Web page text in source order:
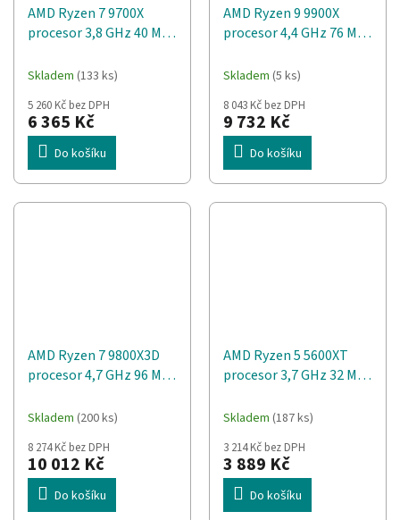
AMD Ryzen 7 9700X
procesor 3,8 GHz 40 MB
Tray
Skladem (133 ks)
5 260 Kč bez DPH
6 365 Kč
Do košíku
AMD Ryzen 9 9900X
procesor 4,4 GHz 76 MB
Tray
Skladem (5 ks)
8 043 Kč bez DPH
9 732 Kč
Do košíku
AMD Ryzen 7 9800X3D
procesor 4,7 GHz 96 MB
Skladem (200 ks)
8 274 Kč bez DPH
10 012 Kč
Do košíku
AMD Ryzen 5 5600XT
procesor 3,7 GHz 32 MB
Skladem (187 ks)
3 214 Kč bez DPH
3 889 Kč
Do košíku